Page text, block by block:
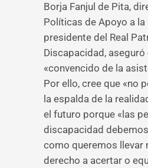
Borja Fanjul de Pita,
Políticas de Apoyo a
presidente del Real
Discapacidad, aseguró
«convencido de la
Por ello, cree que «no
la espalda de la
el futuro porque «las
discapacidad
como queremos llevar
derecho a acertar o